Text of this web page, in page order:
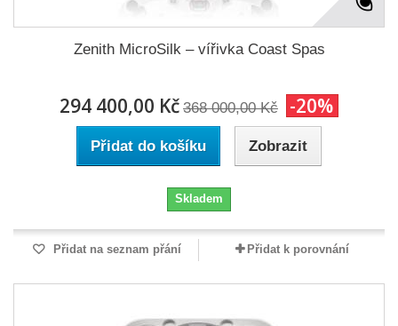
Zenith MicroSilk – vířivka Coast Spas
294 400,00 Kč 368 000,00 Kč -20%
Přidat do košíku Zobrazit
Skladem
Přidat na seznam přání Přidat k porovnání